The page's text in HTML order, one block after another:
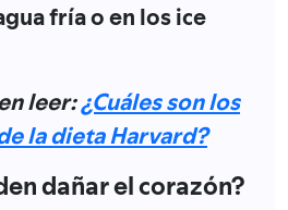
fría o en los ice
leer:¿Cuáles son los
la dieta Harvard?
dañar el corazón?